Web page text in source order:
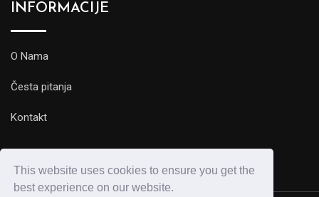
This website uses cookies to ensure you get the
best experience on our website.
INFORMACIJE
O Nama
Česta pitanja
Kontakt